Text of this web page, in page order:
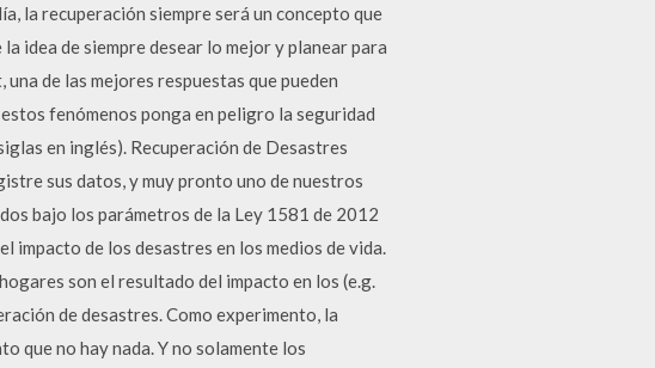
la recuperación siempre será un concepto que
idea de siempre desear lo mejor y planear para
de las mejores respuestas que pueden
fenómenos ponga en peligro la seguridad
en inglés). Recuperación de Desastres
sus datos, y muy pronto uno de nuestros
bajo los parámetros de la Ley 1581 de 2012
impacto de los desastres en los medios de vida.
son el resultado del impacto en los (e.g.
de desastres. Como experimento, la
que no hay nada. Y no solamente los